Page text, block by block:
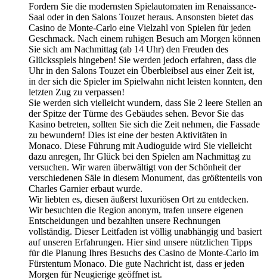
Fordern Sie die modernsten Spielautomaten im Renaissance-
Saal oder in den Salons Touzet heraus. Ansonsten bietet das
Casino de Monte-Carlo eine Vielzahl von Spielen für jeden
Geschmack. Nach einem ruhigen Besuch am Morgen können
Sie sich am Nachmittag (ab 14 Uhr) den Freuden des
Glücksspiels hingeben! Sie werden jedoch erfahren, dass die
Uhr in den Salons Touzet ein Überbleibsel aus einer Zeit ist,
in der sich die Spieler im Spielwahn nicht leisten konnten, den
letzten Zug zu verpassen!
Sie werden sich vielleicht wundern, dass Sie 2 leere Stellen an
der Spitze der Türme des Gebäudes sehen. Bevor Sie das
Kasino betreten, sollten Sie sich die Zeit nehmen, die Fassade
zu bewundern! Dies ist eine der besten Aktivitäten in
Monaco. Diese Führung mit Audioguide wird Sie vielleicht
dazu anregen, Ihr Glück bei den Spielen am Nachmittag zu
versuchen. Wir waren überwältigt von der Schönheit der
verschiedenen Säle in diesem Monument, das größtenteils von
Charles Garnier erbaut wurde.
Wir liebten es, diesen äußerst luxuriösen Ort zu entdecken.
Wir besuchten die Region anonym, trafen unsere eigenen
Entscheidungen und bezahlten unsere Rechnungen
vollständig. Dieser Leitfaden ist völlig unabhängig und basiert
auf unseren Erfahrungen. Hier sind unsere nützlichen Tipps
für die Planung Ihres Besuchs des Casino de Monte-Carlo im
Fürstentum Monaco. Die gute Nachricht ist, dass er jeden
Morgen für Neugierige geöffnet ist.